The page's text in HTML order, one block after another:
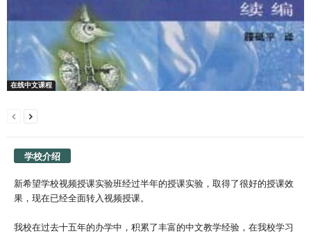
在线中文课程
学校介绍
新希望学校视频授课实验班经过半年的授课实验，取得了很好的授课效
果，现在已经全面转入视频授课。
我校在过去十五年的办学中，积累了丰富的中文教学经验，在我校学习